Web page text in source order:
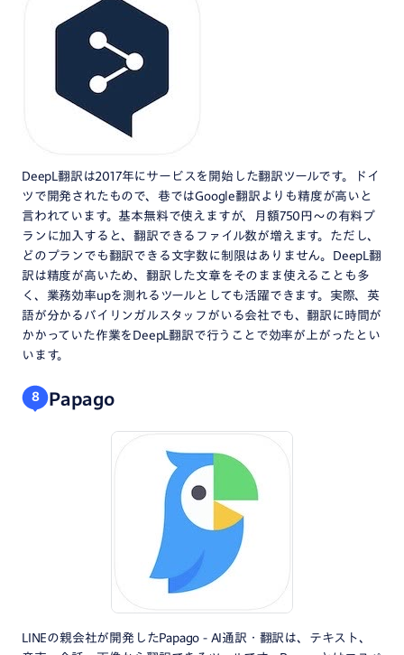
DeepL翻訳は2017年にサービスを開始した翻訳ツールです。ドイ
ツで開発されたもので、巷ではGoogle翻訳よりも精度が高いと
言われています。基本無料で使えますが、月額750円〜の有料プ
ランに加入すると、翻訳できるファイル数が増えます。ただし、
どのプランでも翻訳できる文字数に制限はありません。DeepL翻
訳は精度が高いため、翻訳した文章をそのまま使えることも多
く、業務効率upを測れるツールとしても活躍できます。実際、英
語が分かるバイリンガルスタッフがいる会社でも、翻訳に時間が
かかっていた作業をDeepL翻訳で行うことで効率が上がったとい
います。
8 Papago
LINEの親会社が開発したPapago - AI通訳・翻訳は、テキスト、